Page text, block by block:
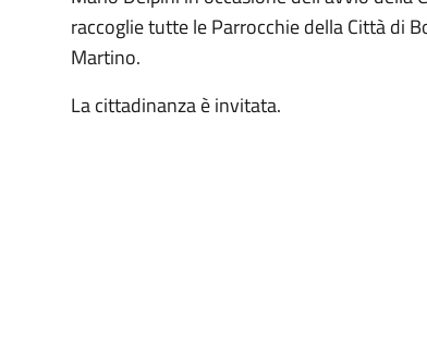
raccoglie tutte le Parrocchie della Città di
Martino.
La cittadinanza è invitata.